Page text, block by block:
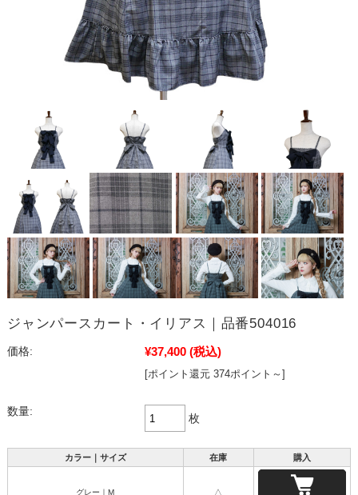
ジャンパースカート・イリアス｜品番504016
価格: ¥37,400 (税込)
[ポイント還元 374ポイント～]
数量:
枚
カラー｜サイズ 在庫 購入
グレー｜M △